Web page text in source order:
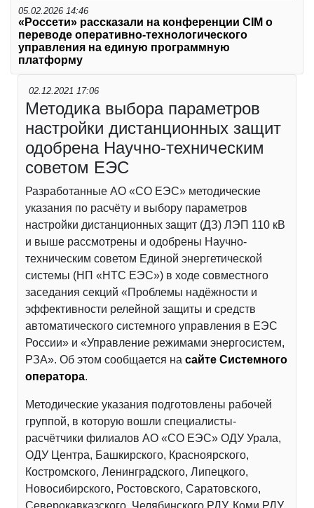
05.02.2026 14:46
«Россети» рассказали на конференции CIM о
переводе оперативно-технологического
управления на единую программную
платформу
02.12.2021 17:06
Методика выбора параметров
настройки дистанционных защит
одобрена Научно-техническим
советом ЕЭС
Разработанные АО «СО ЕЭС» методические
указания по расчёту и выбору параметров
настройки дистанционных защит (ДЗ) ЛЭП 110 кВ
и выше рассмотрены и одобрены Научно-
техническим советом Единой энергетической
системы (НП «НТС ЕЭС») в ходе совместного
заседания секций «Проблемы надёжности и
эффективности релейной защиты и средств
автоматического системного управления в ЕЭС
России» и «Управление режимами энергосистем,
РЗА». Об этом сообщается на сайте Системного
оператора.
Методические указания подготовлены рабочей
группой, в которую вошли специалисты-
расчётчики филиалов АО «СО ЕЭС» ОДУ Урала,
ОДУ Центра, Башкирского, Красноярского,
Костромского, Ленинградского, Липецкого,
Новосибирского, Ростовского, Саратовского,